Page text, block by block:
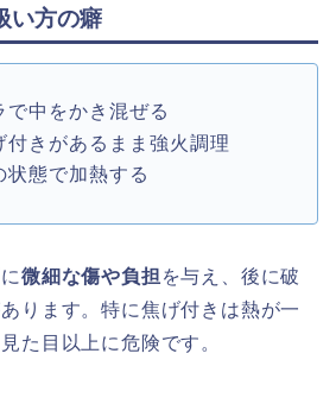
い方の癖
で中をかき混ぜる
付きがあるまま強火調理
状態で加熱する
微細な傷や負担を与え、後に破
ります。特に焦げ付きは熱が一
た目以上に危険です。